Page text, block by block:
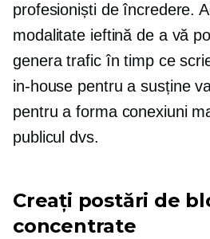
profesioniști de încredere.
modalitate ieftină de a vă
genera trafic în timp ce
in-house pentru a susține
pentru a forma conexiuni
publicul dvs.
Creați postări de
concentrate